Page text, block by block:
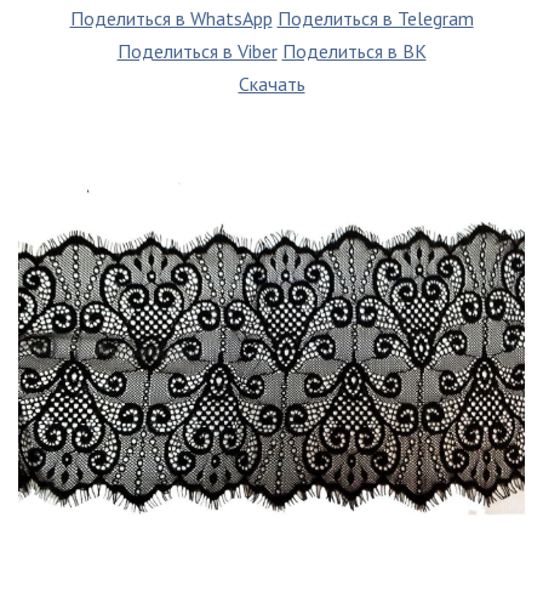
Поделиться в WhatsApp Поделиться в Telegram
Поделиться в Viber Поделиться в ВК
Скачать